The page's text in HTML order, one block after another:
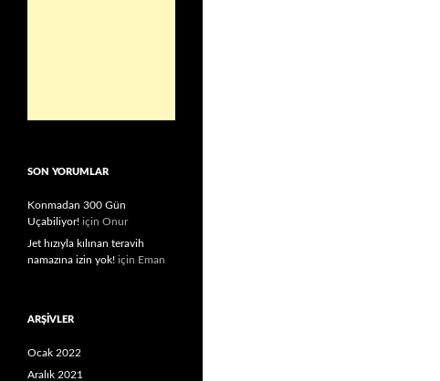
SON YORUMLAR
Konmadan 300 Gün
Uçabiliyor! için Onur
Jet hızıyla kılınan teravih
namazına izin yok! için Eman
ARŞIVLER
Ocak 2022
Aralık 2021